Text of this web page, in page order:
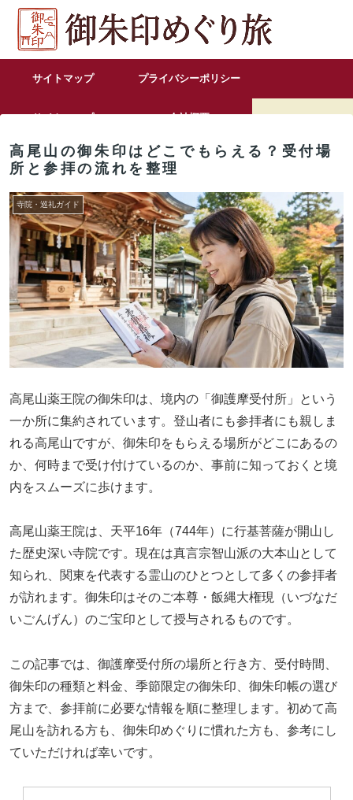
サイトマップ プライバシーポリシー
サイトマップ 会社概要
お問い合わせ
高尾山の御朱印はどこでもらえる？受付場
所と参拝の流れを整理
寺院・巡礼ガイド
高尾山薬王院の御朱印は、境内の「御護摩受付所」という
一か所に集約されています。登山者にも参拝者にも親しま
れる高尾山ですが、御朱印をもらえる場所がどこにあるの
か、何時まで受け付けているのか、事前に知っておくと境
内をスムーズに歩けます。
高尾山薬王院は、天平16年（744年）に行基菩薩が開山し
た歴史深い寺院です。現在は真言宗智山派の大本山として
知られ、関東を代表する霊山のひとつとして多くの参拝者
が訪れます。御朱印はそのご本尊・飯縄大権現（いづなだ
いごんげん）のご宝印として授与されるものです。
この記事では、御護摩受付所の場所と行き方、受付時間、
御朱印の種類と料金、季節限定の御朱印、御朱印帳の選び
方まで、参拝前に必要な情報を順に整理します。初めて高
尾山を訪れる方も、御朱印めぐりに慣れた方も、参考にし
ていただければ幸いです。